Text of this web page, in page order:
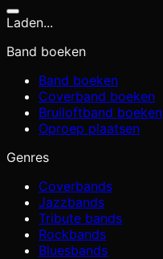
Laden...
Band boeken
Band boeken
Coverband boeken
Bruiloftband boeken
Oproep plaatsen
Genres
Coverbands
Jazzbands
Tribute bands
Rockbands
Bluesbands